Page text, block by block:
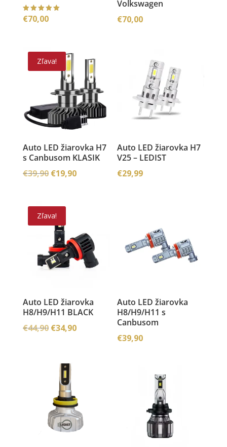
Hodnoteni
e
€70,00
Volkswagen
€70,00
Zľava!
Auto LED žiarovka H7
s Canbusom KLASIK
€39,90 Pôvodná
€39,90.
€19,90Aktuálna
Auto LED žiarovka H7
V25 – LEDIST
€29,99
Zľava!
Auto LED žiarovka
H8/H9/H11 BLACK
€44,90 Pôvodná
€44,90.
€34,90Aktuálna
Auto LED žiarovka
H8/H9/H11 s
Canbusom
€39,90